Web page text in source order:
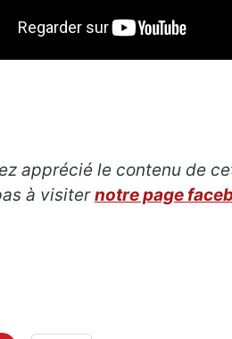
apprécié le contenu de
à visiternotre page